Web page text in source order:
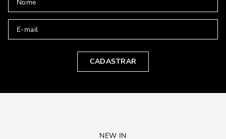
PARA VOCÊ